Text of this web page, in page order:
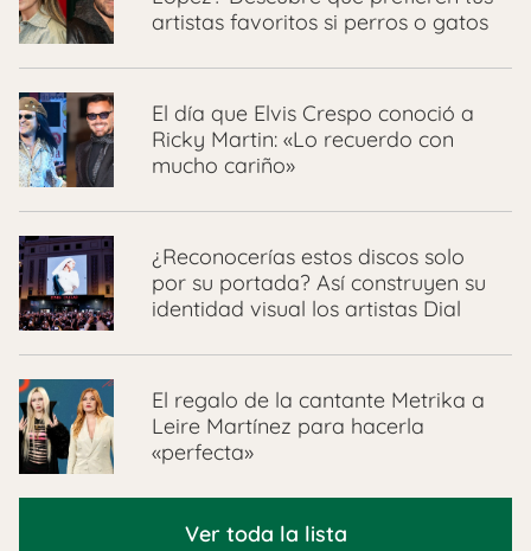
artistas favoritos si perros o gatos
El día que Elvis Crespo conoció a
Ricky Martin: «Lo recuerdo con
mucho cariño»
¿Reconocerías estos discos solo
por su portada? Así construyen su
identidad visual los artistas Dial
El regalo de la cantante Metrika a
Leire Martínez para hacerla
«perfecta»
Ver toda la lista